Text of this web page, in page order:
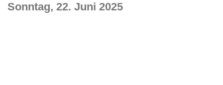
Sonntag, 22. Juni 2025